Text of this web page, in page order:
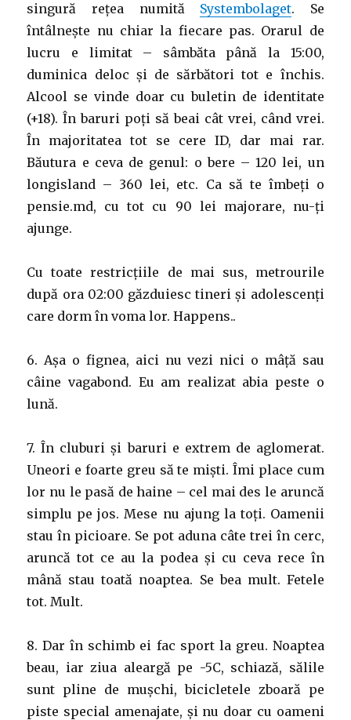
singură rețea numită Systembolaget. Se
întâlnește nu chiar la fiecare pas. Orarul de
lucru e limitat – sâmbăta până la 15:00,
duminica deloc și de sărbători tot e închis.
Alcool se vinde doar cu buletin de identitate
(+18). În baruri poți să beai cât vrei, când vrei.
În majoritatea tot se cere ID, dar mai rar.
Băutura e ceva de genul: o bere – 120 lei, un
longisland – 360 lei, etc. Ca să te îmbeți o
pensie.md, cu tot cu 90 lei majorare, nu-ți
ajunge.
Cu toate restricțiile de mai sus, metrourile
după ora 02:00 găzduiesc tineri și adolescenți
care dorm în voma lor. Happens..
6. Așa o fignea, aici nu vezi nici o mâță sau
câine vagabond. Eu am realizat abia peste o
lună.
7. În cluburi și baruri e extrem de aglomerat.
Uneori e foarte greu să te miști. Îmi place cum
lor nu le pasă de haine – cel mai des le aruncă
simplu pe jos. Mese nu ajung la toți. Oamenii
stau în picioare. Se pot aduna câte trei în cerc,
aruncă tot ce au la podea și cu ceva rece în
mână stau toată noaptea. Se bea mult. Fetele
tot. Mult.
8. Dar în schimb ei fac sport la greu. Noaptea
beau, iar ziua aleargă pe -5C, schiază, sălile
sunt pline de mușchi, bicicletele zboară pe
piste special amenajate, și nu doar cu oameni